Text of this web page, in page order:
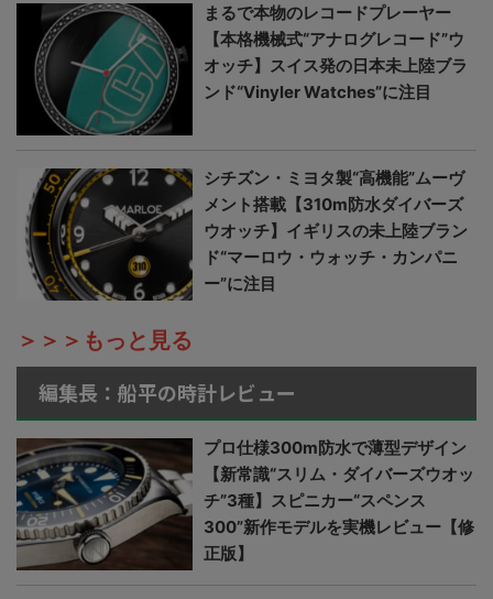
まるで本物のレコードプレーヤー
【本格機械式“アナログレコード”ウ
オッチ】スイス発の日本未上陸ブラ
ンド“Vinyler Watches”に注目
シチズン・ミヨタ製“高機能”ムーヴ
メント搭載【310m防水ダイバーズ
ウオッチ】イギリスの未上陸ブラン
ド“マーロウ・ウォッチ・カンパニ
ー”に注目
＞＞＞もっと見る
編集長：船平の時計レビュー
プロ仕様300m防水で薄型デザイン
【新常識“スリム・ダイバーズウオッ
チ”3種】スピニカー“スペンス
300”新作モデルを実機レビュー【修
正版】